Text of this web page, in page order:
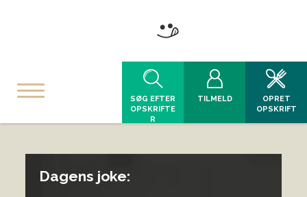
SØG EFTER
OPSKRIFTE
R
TILMELD
OPRET
OPSKRIFT
Dagens joke: